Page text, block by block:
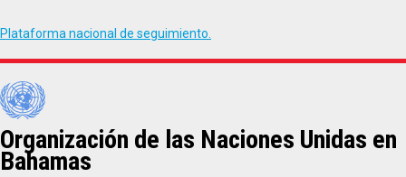
Plataforma nacional de seguimiento.
Organización de las Naciones Unidas en
Bahamas